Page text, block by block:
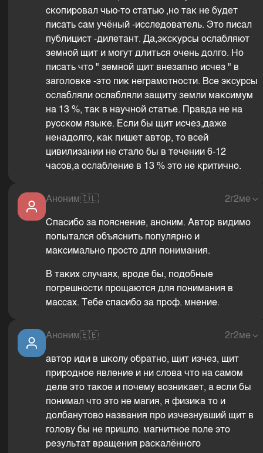
скопировал чью-то статью ,но так не будет
писать сам учёный -исследователь. Это писал
публицист -дилетант. Да,экскурсы ослабляют
земной щит и могут длиться очень долго. Но
писать что " земной щит внезапно исчез " в
заголовке -это пик неграмотности. Все эксурсы
ослабляли ослабляли защиту земли максимум
на 13 %, так в научной статье. Правда не на
русском языке. Если бы щит исчез,даже
ненадолго, как пишет автор, то всей
цивилизании не стало бы в течении 6-12
часов,а ослабление в 13 % это не критично.
Аноним🇮🇱 2г2ме
Спасибо за пояснение, аноним. Автор видимо
попытался объяснить популярно и
максимально просто для понимания.
В таких случаях, вроде бы, подобные
погрешности прощаются для понимания в
массах. Тебе спасибо за проф. мнение.
Аноним🇪🇪 2г2ме
автор иди в школу обратно, щит изчез, щит
природное явление и ни слова что на самом
деле это такое и почему возникает, а если бы
понимал что это не магия, я физика то и
долбанутово названия про изчезнувший щит в
голову бы не пришло. магнитное поле это
результат вращения раскалённого